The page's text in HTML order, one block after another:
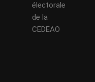
électorale
de la
CEDEAO